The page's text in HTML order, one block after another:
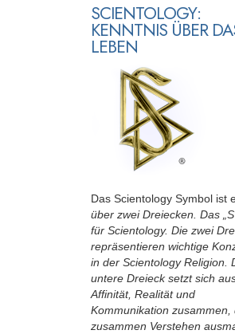
SCIENTOLOGY:
KENNTNIS ÜBER
LEBEN
Das Scientology Symbol ist
über zwei Dreiecken. Das
für Scientology. Die zwei
repräsentieren wichtige
in der Scientology Religion.
untere Dreieck setzt sich
Affinität, Realität und
Kommunikation zusammen,
zusammen Verstehen